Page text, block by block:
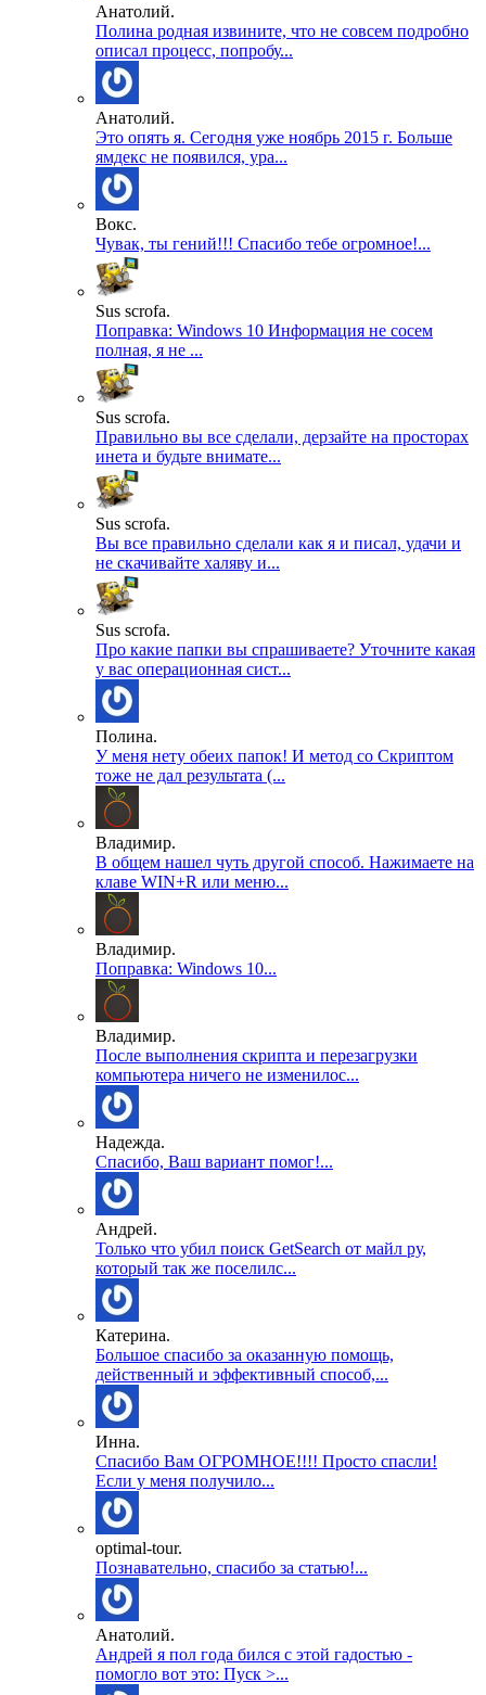
Анатолий.
Полина родная извините, что не совсем подробно
описал процесс, попробу...
Анатолий.
Это опять я. Сегодня уже ноябрь 2015 г. Больше
ямдекс не появился, ура...
Вокс.
Чувак, ты гений!!! Спасибо тебе огромное!...
Sus scrofa.
Поправка: Windows 10 Информация не сосем
полная, я не ...
Sus scrofa.
Правильно вы все сделали, дерзайте на просторах
инета и будьте внимате...
Sus scrofa.
Вы все правильно сделали как я и писал, удачи и
не скачивайте халяву и...
Sus scrofa.
Про какие папки вы спрашиваете? Уточните какая
у вас операционная сист...
Полина.
У меня нету обеих папок! И метод со Скриптом
тоже не дал результата (...
Владимир.
В общем нашел чуть другой способ. Нажимаете на
клаве WIN+R или меню...
Владимир.
Поправка: Windows 10...
Владимир.
После выполнения скрипта и перезагрузки
компьютера ничего не изменилос...
Надежда.
Спасибо, Ваш вариант помог!...
Андрей.
Только что убил поиск GetSearch от майл ру,
который так же поселилс...
Катерина.
Большое спасибо за оказанную помощь,
действенный и эффективный способ,...
Инна.
Спасибо Вам ОГРОМНОЕ!!!! Просто спасли!
Если у меня получило...
optimal-tour.
Познавательно, спасибо за статью!...
Анатолий.
Андрей я пол года бился с этой гадостью -
помогло вот это: Пуск >...